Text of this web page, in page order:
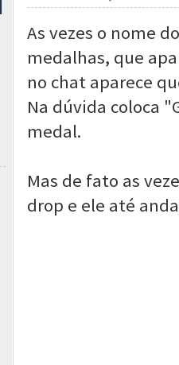
As vezes o nome
medalhas, que
no chat aparece
Na dúvida coloca
medal.
Mas de fato as
drop e ele até